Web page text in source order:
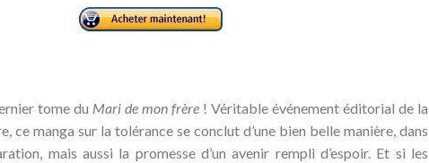
tome du Mari de mon frère! Véritable événement éditorial de la
ce manga sur la tolérance se conclut d’une bien belle manière, dans
mais aussi la promesse d’un avenir rempli d’espoir. Et si les